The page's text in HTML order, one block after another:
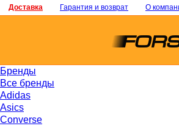
Доставка Гарантия и возврат О
Бренды
Все бренды
Adidas
Asics
Converse